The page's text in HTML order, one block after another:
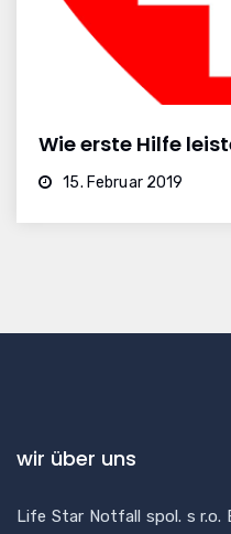
Wie erste Hilfe
15. Februar 2019
wir über uns
Life Star Notfall spol. s r.o.